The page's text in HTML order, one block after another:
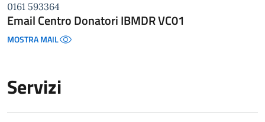
0161 593364
Email Centro Donatori IBMDR VC01
MOSTRA MAIL
Servizi